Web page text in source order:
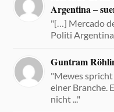
Argentina –
"[…] Mercado
Politi
Guntram
"Mewes
einer Branche.
nicht ..."